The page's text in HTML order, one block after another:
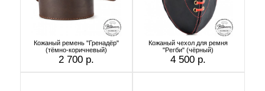
Кожаный ремень "Гренадёр"
(тёмно-коричневый)
2 700 р.
Кожаный чехол для ремня
"Регби" (чёрный)
4 500 р.